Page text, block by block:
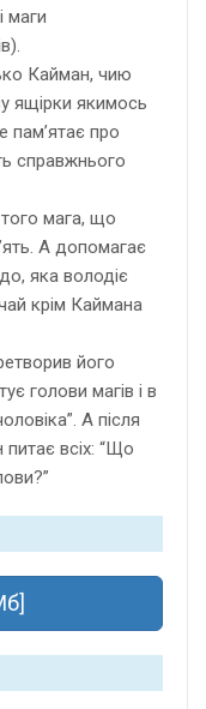
маги
Кайман, чию
ящірки якимось
пам’ятає про
справжнього
мага, що
А допомагає
яка володіє
крім Каймана
його
голови магів і в
А після
питає всіх: “Що